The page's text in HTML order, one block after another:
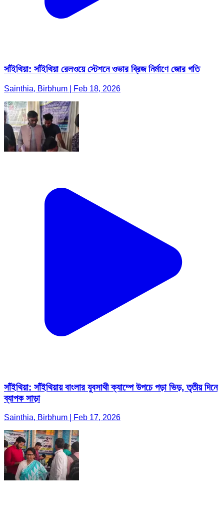
সাঁইথিয়া: সাঁইথিয়া রেলওয়ে স্টেশনে ওভার ব্রিজ নির্মাণে জোর গতি
Sainthia, Birbhum | Feb 18, 2026
সাঁইথিয়া: সাঁইথিয়ায় বাংলার যুবসাথী ক্যাম্পে উপচে পড়া ভিড়, তৃতীয় দিনে
ব্যাপক সাড়া
Sainthia, Birbhum | Feb 17, 2026